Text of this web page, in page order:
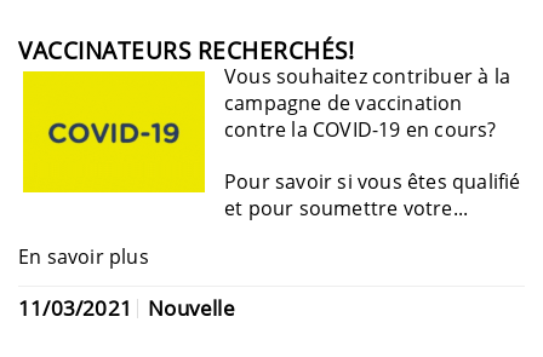
VACCINATEURS RECHERCHÉS!
Vous souhaitez contribuer à la
campagne de vaccination
contre la COVID-19 en cours?
Pour savoir si vous êtes qualifié
et pour soumettre votre...
En savoir plus
11/03/2021 Nouvelle